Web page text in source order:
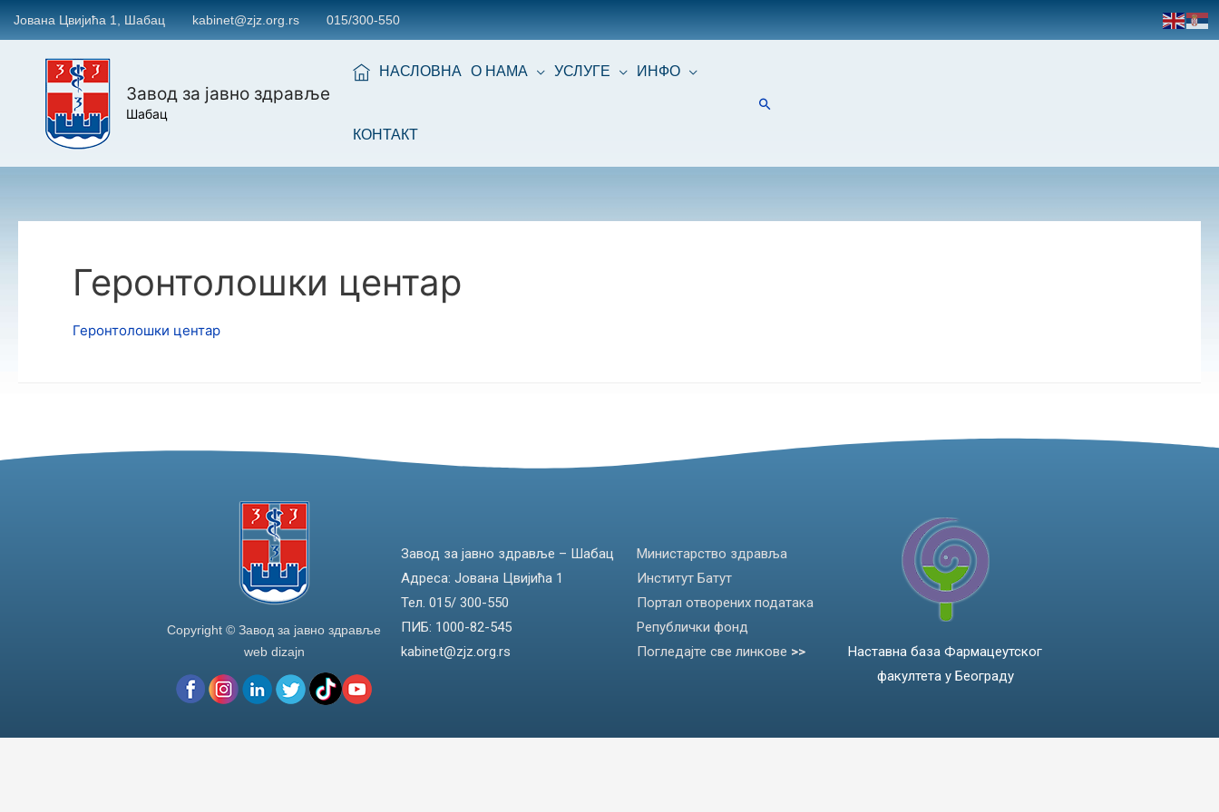
Јована Цвијића 1, Шабац kabinet@zjz.org.rs 015/300-550
Завод за јавно здравље
Шабац
НАСЛОВНА О НАМА УСЛУГЕ ИНФО
КОНТАКТ
Геронтолошки центар
Геронтолошки центар
Copyright © Завод за јавно здравље
web dizajn
Завод за јавно здравље – Шабац
Адреса: Јована Цвијића 1
Тел. 015/ 300-550
ПИБ: 1000-82-545
kabinet@zjz.org.rs
Министарство здравља
Институт Батут
Портал отворених података
Републички фонд
Погледајте све линкове >>
Наставна база Фармацеутског
факултета у Београду